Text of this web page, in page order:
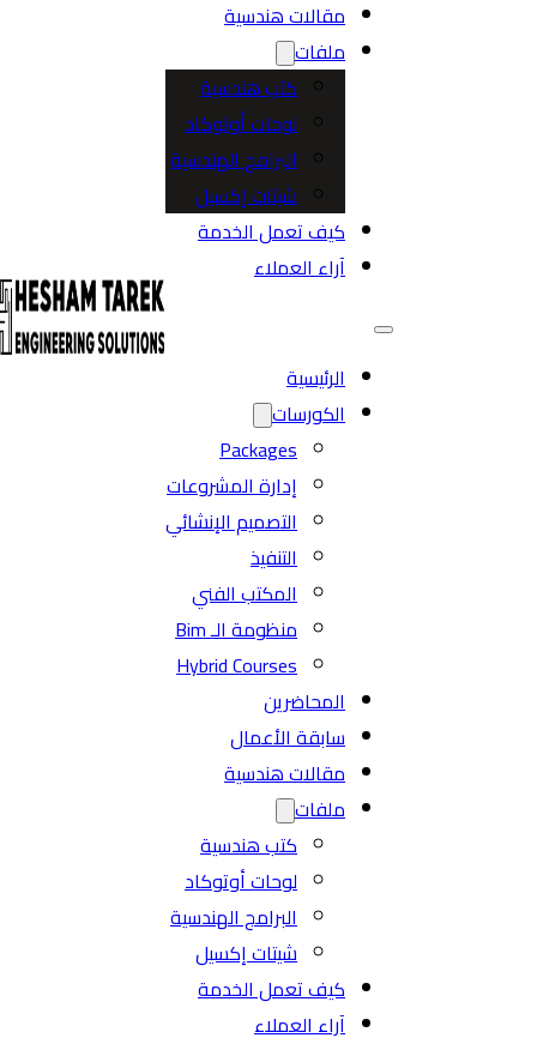
مقالات هندسية
ملفات
كتب هندسية
لوحات أوتوكاد
البرامج الهندسية
شيتات إكسيل
كيف تعمل الخدمة
آراء العملاء
الرئيسية
الكورسات
Packages
إدارة المشروعات
التصميم الإنشائي
التنفيذ
المكتب الفني
منظومة الـ Bim
Hybrid Courses
المحاضرين
سابقة الأعمال
مقالات هندسية
ملفات
كتب هندسية
لوحات أوتوكاد
البرامج الهندسية
شيتات إكسيل
كيف تعمل الخدمة
آراء العملاء